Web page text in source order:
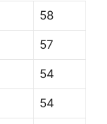
58
57
54
54